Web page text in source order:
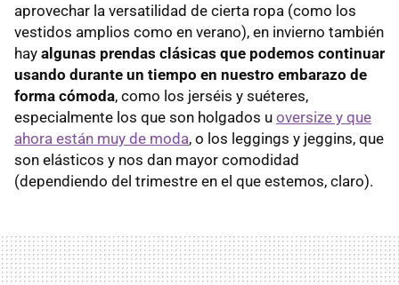
aprovechar la versatilidad de cierta ropa (como los
vestidos amplios como en verano), en invierno también
hay algunas prendas clásicas que podemos continuar
usando durante un tiempo en nuestro embarazo de
forma cómoda, como los jerséis y suéteres,
especialmente los que son holgados u oversize y que
ahora están muy de moda, o los leggings y jeggins, que
son elásticos y nos dan mayor comodidad
(dependiendo del trimestre en el que estemos, claro).